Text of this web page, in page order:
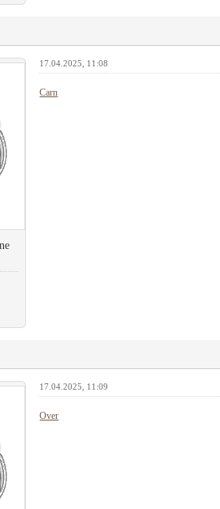
17.04.2025, 11:08
Carn
17.04.2025, 11:09
Over